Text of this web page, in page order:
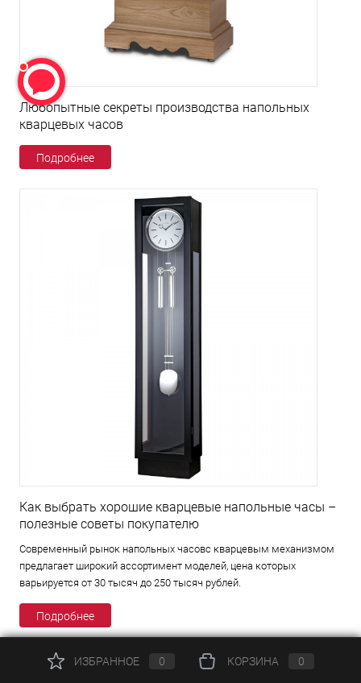
Любопытные секреты производства напольных
кварцевых часов
Подробнее
Как выбрать хорошие кварцевые напольные часы –
полезные советы покупателю
Современный рынок напольных часовс кварцевым механизмом
предлагает широкий ассортимент моделей, цена которых
варьируется от 30 тысяч до 250 тысяч рублей.
Подробнее
ИЗБРАННОЕ 0 КОРЗИНА 0